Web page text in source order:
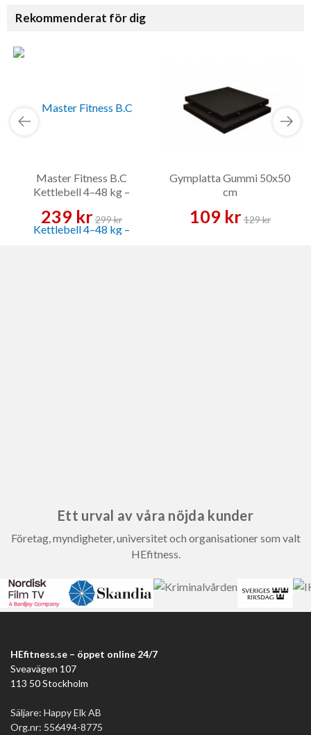
Rekommenderat för dig
Master Fitness B.C
Kettlebell 4–48 kg –
239 kr299 kr
Gymplatta Gummi 50x50
cm
109 kr129 kr
Ett urval av våra nöjda kunder
Företag, myndigheter, universitet och organisationer som valt
HEfitness.
HEfitness.se – öppet online 24/7
Sveavägen 107
113 50 Stockholm
Säljare: Happy Elk AB
Org.nr: 556494-8775